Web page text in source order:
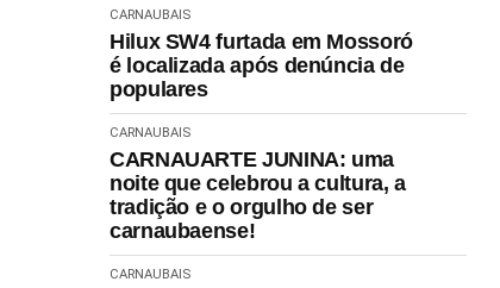
CARNAUBAIS
Hilux SW4 furtada em Mossoró
é localizada após denúncia de
populares
CARNAUBAIS
CARNAUARTE JUNINA: uma
noite que celebrou a cultura, a
tradição e o orgulho de ser
carnaubaense!
CARNAUBAIS